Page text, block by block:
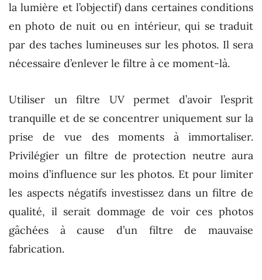
la lumière et l’objectif) dans certaines conditions
en photo de nuit ou en intérieur, qui se traduit
par des taches lumineuses sur les photos. Il sera
nécessaire d’enlever le filtre à ce moment-là.
Utiliser un filtre UV permet d’avoir l’esprit
tranquille et de se concentrer uniquement sur la
prise de vue des moments à immortaliser.
Privilégier un filtre de protection neutre aura
moins d’influence sur les photos. Et pour limiter
les aspects négatifs investissez dans un filtre de
qualité, il serait dommage de voir ces photos
gâchées à cause d’un filtre de mauvaise
fabrication.